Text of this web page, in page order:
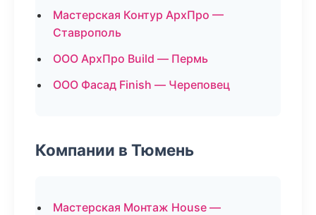
Мастерская Контур АрхПро —
Ставрополь
ООО АрхПро Build — Пермь
ООО Фасад Finish — Череповец
Компании в Тюмень
Мастерская Монтаж House —